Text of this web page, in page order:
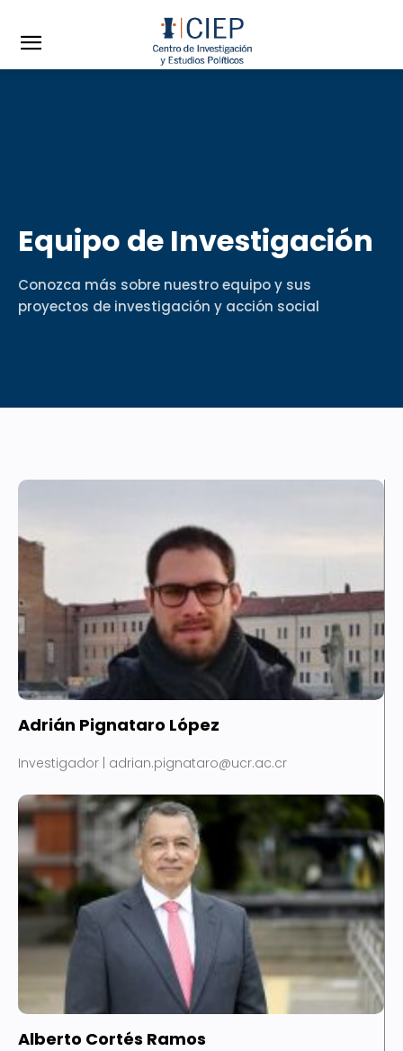
Equipo de Investigación
Conozca más sobre nuestro equipo y sus
proyectos de investigación y acción social
Adrián Pignataro López
Investigador | adrian.pignataro@ucr.ac.cr
Alberto Cortés Ramos